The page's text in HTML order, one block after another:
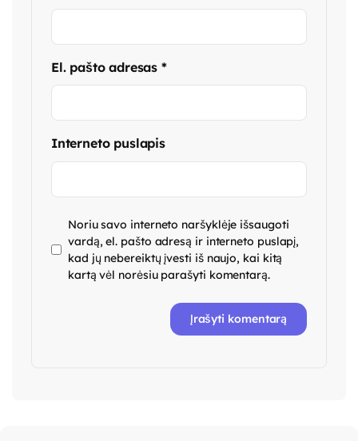
El. pašto adresas *
Interneto puslapis
Noriu savo interneto naršyklėje išsaugoti
vardą, el. pašto adresą ir interneto puslapį,
kad jų nebereiktų įvesti iš naujo, kai kitą
kartą vėl norėsiu parašyti komentarą.